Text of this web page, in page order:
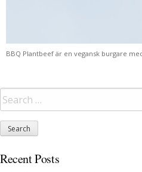
BBQ Plantbeef är en vegansk burgare
Recent Posts